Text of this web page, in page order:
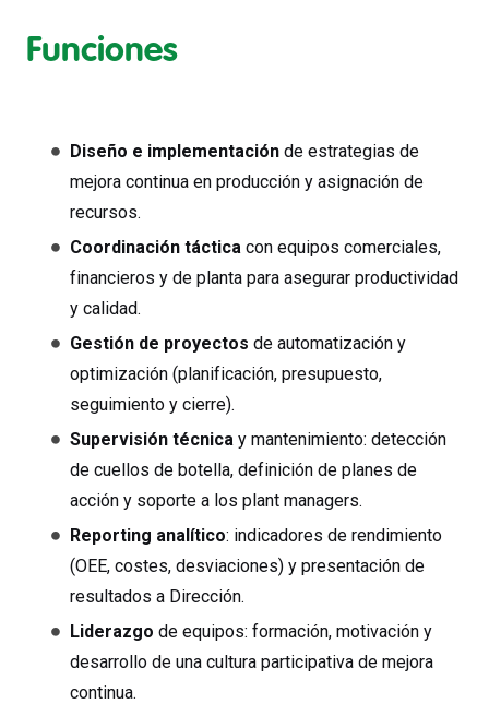
Funciones
Diseño e implementación de estrategias de
mejora continua en producción y asignación de
recursos.
Coordinación táctica con equipos comerciales,
financieros y de planta para asegurar productividad
y calidad.
Gestión de proyectos de automatización y
optimización (planificación, presupuesto,
seguimiento y cierre).
Supervisión técnica y mantenimiento: detección
de cuellos de botella, definición de planes de
acción y soporte a los plant managers.
Reporting analítico: indicadores de rendimiento
(OEE, costes, desviaciones) y presentación de
resultados a Dirección.
Liderazgo de equipos: formación, motivación y
desarrollo de una cultura participativa de mejora
continua.